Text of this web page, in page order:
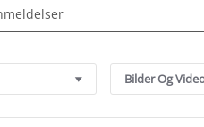
Bilder Og